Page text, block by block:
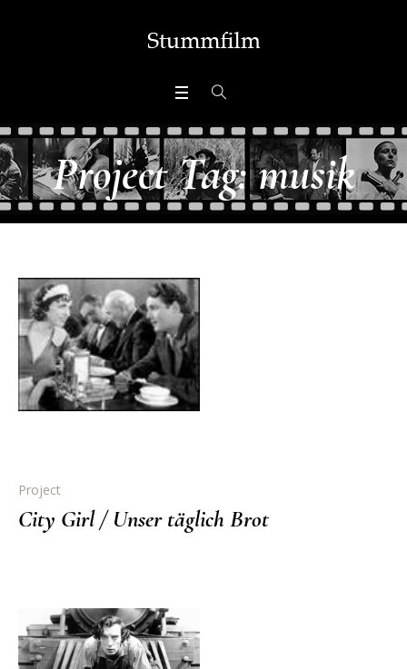
Project Tag:musik
Project
City Girl / Unser täglich Brot